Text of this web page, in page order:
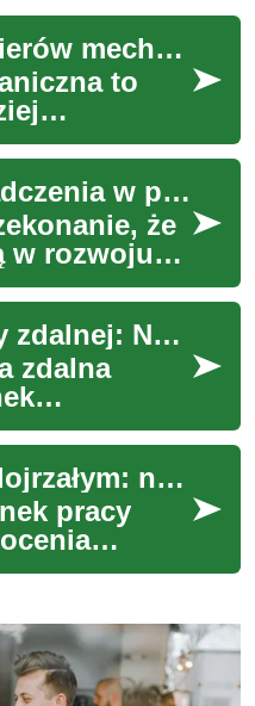
Szkolenie inżynierów mechaników: Klucz do rozwoju kariery w branży
to
i
Wartość doświadczenia w pracy zawodowej
że
w rozwoju
częściej
docenieniu
Rewolucja pracy zdalnej: Nowe perspektywy kariery
zdalna
klu...Praca w wieku dojrzałym: nowe możliwości
pracy
osoby
Zamiast
...